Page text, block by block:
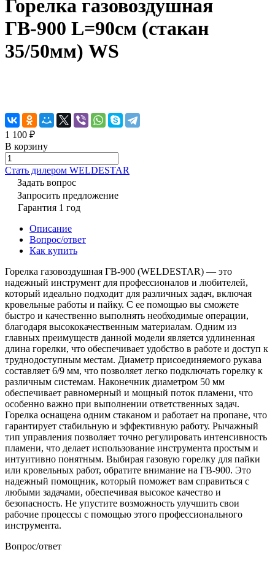
Горелка газовоздушная
ГВ-900 L=90см (стакан
35/50мм) WS
1 100 ₽
В корзину
Cтать дилером WELDESTAR
Задать вопрос
Запросить предложение
Гарантия 1 год
Описание
Вопрос/ответ
Как купить
Горелка газовоздушная ГВ-900 (WELDESTAR) — это
надежный инструмент для профессионалов и любителей,
который идеально подходит для различных задач, включая
кровельные работы и пайку. С ее помощью вы сможете
быстро и качественно выполнять необходимые операции,
благодаря высококачественным материалам. Одним из
главных преимуществ данной модели является удлиненная
длина горелки, что обеспечивает удобство в работе и доступ к
труднодоступным местам. Диаметр присоединяемого рукава
составляет 6/9 мм, что позволяет легко подключать горелку к
различным системам. Наконечник диаметром 50 мм
обеспечивает равномерный и мощный поток пламени, что
особенно важно при выполнении ответственных задач.
Горелка оснащена одним стаканом и работает на пропане, что
гарантирует стабильную и эффективную работу. Рычажный
тип управления позволяет точно регулировать интенсивность
пламени, что делает использование инструмента простым и
интуитивно понятным. Выбирая газовую горелку для пайки
или кровельных работ, обратите внимание на ГВ-900. Это
надежный помощник, который поможет вам справиться с
любыми задачами, обеспечивая высокое качество и
безопасность. Не упустите возможность улучшить свои
рабочие процессы с помощью этого профессионального
инструмента.
Вопрос/ответ